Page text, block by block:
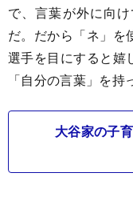
で、言葉が外に向
だ。だから「ネ」を
選手を目にすると嬉
「自分の言葉」を持
大谷家の子